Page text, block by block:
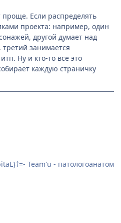
проще. Если распределять
проекта: например, один
другой думает над
занимается
Ну и кто-то все это
каждую страничку
Team'u - патологоанатом